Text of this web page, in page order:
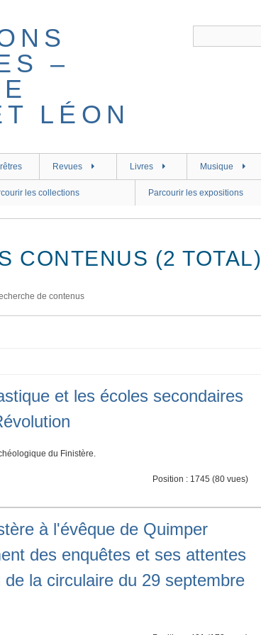
Revues Livres Musique
les collections Parcourir les expositions
CONTENUS (2 TOTAL)
de contenus
et les écoles secondaires
du Finistère.
Position : 1745 (80 vues)
à l'évêque de Quimper
des enquêtes et ses attentes
la circulaire du 29 septembre